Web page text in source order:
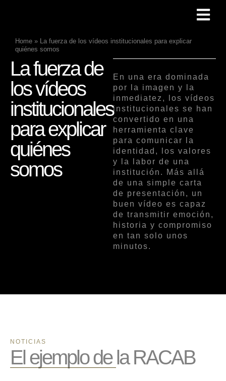
Home » La fuerza de los vídeos institucionales para explicar
quiénes somos
La fuerza de
los vídeos
institucionales
para explicar
quiénes
somos
En una era dominada
por la imagen y la
inmediatez, los vídeos
institucionales se han
convertido en una
herramienta clave
para comunicar la
identidad, los valores
y la labor de una
institución. Más allá
de una simple carta
de presentación, un
buen vídeo es capaz
de transmitir emoción,
historia y compromiso
en tan solo unos
minutos.
NOTICIAS
El ejemplo de la RACAB